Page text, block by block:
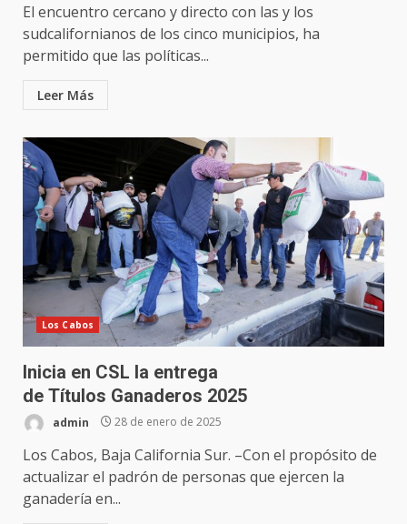
El encuentro cercano y directo con las y los
sudcalifornianos de los cinco municipios, ha
permitido que las políticas...
Leer Más
Los Cabos
Inicia en CSL la entrega
de Títulos Ganaderos 2025
admin 28 de enero de 2025
Los Cabos, Baja California Sur. –Con el propósito de
actualizar el padrón de personas que ejercen la
ganadería en...